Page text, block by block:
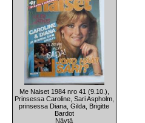
Me Naiset 1984 nro 41 (9.10.),
Prinsessa Caroline, Sari Aspholm,
prinsessa Diana, Gilda, Brigitte
Bardot
Näytä